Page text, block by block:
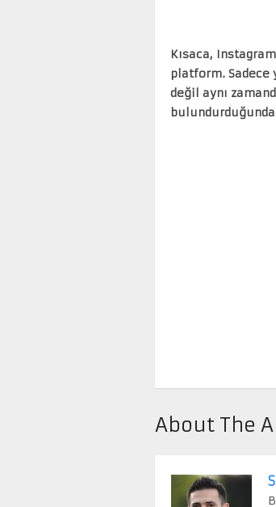
Kısaca,
platform. Sadece
değil aynı
About The